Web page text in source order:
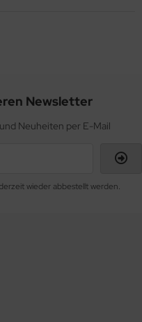
Newsletter
Neuheiten per E-Mail
wieder abbestellt werden.